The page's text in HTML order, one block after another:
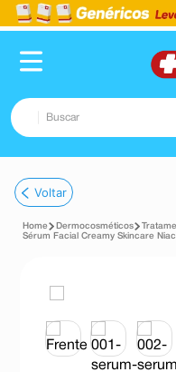
Buscar
1º fralda
2º pampers confort sec
lenço umedecido
tadalafila
minoxidil
Voltar
Dermocosméticos
Sérum Facial Creamy Skincare